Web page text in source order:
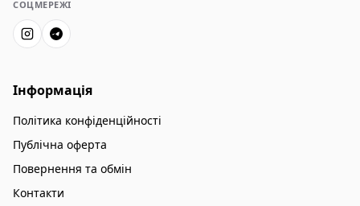
СОЦМЕРЕЖІ
Інформація
Політика конфіденційності
Публічна оферта
Повернення та обмін
Контакти